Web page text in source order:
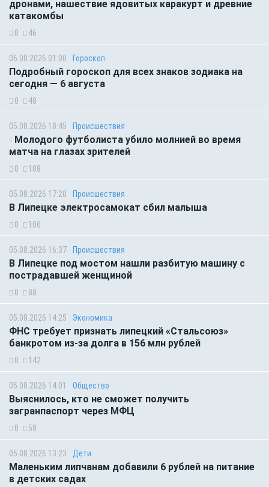
дронами, нашествие ядовитых каракурт и древние
катакомбы
0 46
06.08.2026 01:00 Гороскоп
Подробный гороскоп для всех знаков зодиака на
сегодня — 6 августа
0 48
05.08.2026 18:45 Происшествия
Молодого футболиста убило молнией во время
матча на глазах зрителей
0 108
05.08.2026 17:20 Происшествия
В Липецке электросамокат сбил малыша
0 106
05.08.2026 16:37 Происшествия
В Липецке под мостом нашли разбитую машину с
пострадавшей женщиной
0 88
05.08.2026 14:25 Экономика
ФНС требует признать липецкий «Стальсоюз»
банкротом из-за долга в 156 млн рублей
0 142
05.08.2026 14:01 Общество
Выяснилось, кто не сможет получить
загранпаспорт через МФЦ
0 58
05.08.2026 13:23 Дети
Маленьким липчанам добавили 6 рублей на питание
в детских садах